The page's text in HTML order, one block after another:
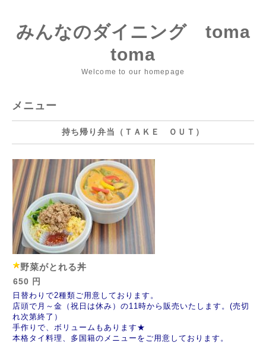
みんなのダイニング toma
toma
Welcome to our homepage
メニュー
持ち帰り弁当（ＴＡＫＥ ＯＵＴ）
野菜がとれる丼
650 円
日替わりで2種類ご用意しております。
店頭で月～金（祝日は休み）の11時から販売いたします。(売切
れ次第終了）
手作りで、ボリュームもあります★
本格タイ料理、多国籍のメニューをご用意しております。